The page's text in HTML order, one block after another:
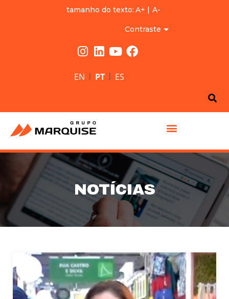
tamanho do texto: A+ | A-
Contraste
EN | PT | ES
NOTÍCIAS